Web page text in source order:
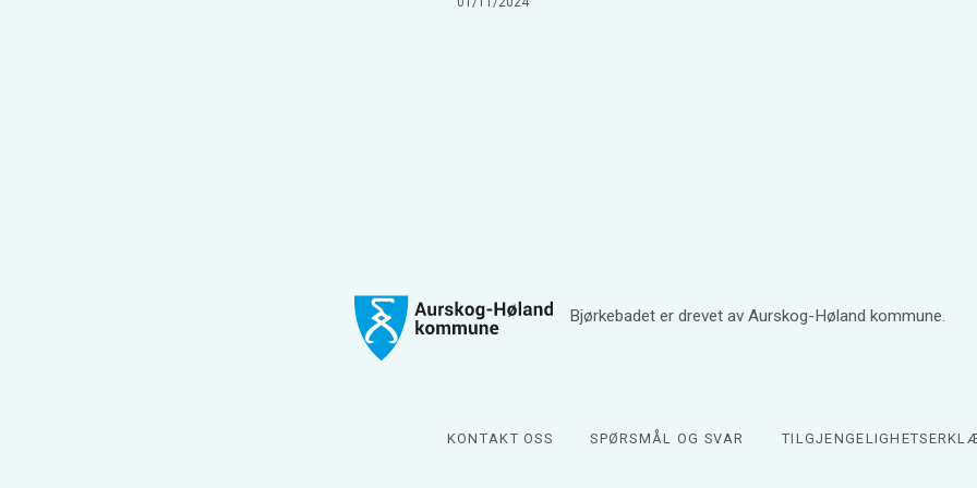
Bjørkebadet er drevet av Aurskog-Høland kommune.
KONTAKT OSS SPØRSMÅL OG SVAR